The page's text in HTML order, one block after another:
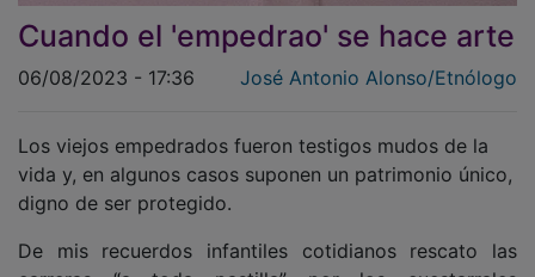
Cuando el 'empedrao' se hace arte
vida y, en algunos casos suponen un patrimonio único,
digno de ser protegido.
carreras “a toda pastilla” por los cuestarrales